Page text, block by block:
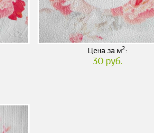
Цена за м2:
30 руб.